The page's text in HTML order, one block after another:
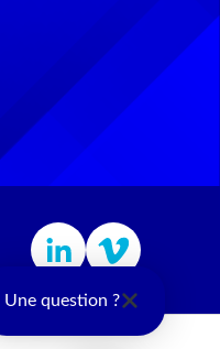
Une question ?